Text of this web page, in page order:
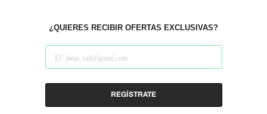
¿QUIERES RECIBIR OFERTAS EXCLUSIVAS?